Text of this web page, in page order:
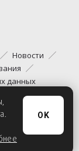
Новости
данных
OK